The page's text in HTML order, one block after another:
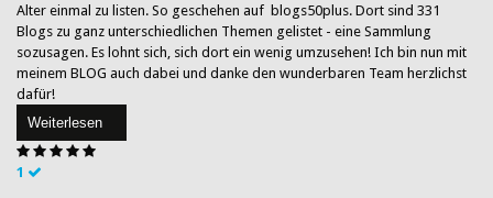
Alter einmal zu listen. So geschehen auf blogs50plus. Dort sind 331
Blogs zu ganz unterschiedlichen Themen gelistet - eine Sammlung
sozusagen. Es lohnt sich, sich dort ein wenig umzusehen! Ich bin nun mit
meinem BLOG auch dabei und danke den wunderbaren Team herzlichst
dafür!
Weiterlesen
1